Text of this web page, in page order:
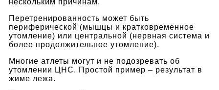
Перетренированность может быть
периферической (мышцы и кратковременное
утомление) или центральной (нервная система и
более продолжительное утомление).
Многие атлеты могут и не подозревать об
утомлении ЦНС. Простой пример – результат в
жиме лежа.